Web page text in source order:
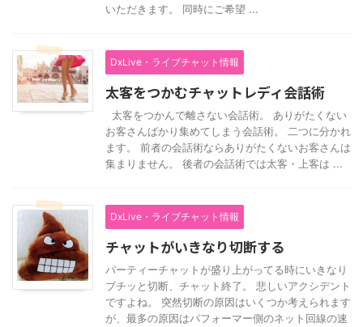
いただきます。 同時にご希望 ...
DxLive・ライブチャット情報
太客をつかむチャットレディ会話術
太客をつかんで離さない会話術。 ありがたくない
お客さんばかり集めてしまう会話術。 二つに分かれ
ます。 前者の会話術ならありがたくないお客さんは
集まりません。 後者の会話術では太客・上客は ...
DxLive・ライブチャット情報
チャットがいきなり切断する
パーティーチャットが盛り上がってる時にいきなり
ブチッと切断、チャット終了。 悲しいアクシデント
ですよね。 突然切断の原因はいくつか考えられます
が、最多の原因はパフォーマー側のネット回線の速